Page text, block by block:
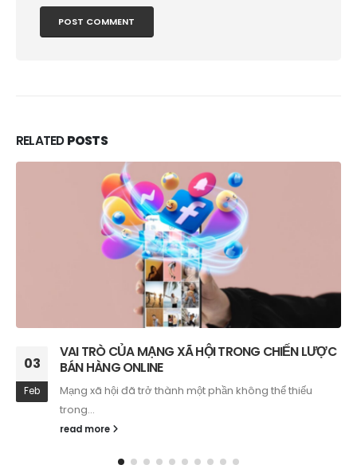
RELATEDPOSTS
22
Jan
BÁN HÀNG ONLINE THỜI NAY: CÒN DỄ KIẾM TIỀN
HAY CẦN HƯỚNG ĐI MỚI?
Bán hàng online từng được xem là “mỏ vàng” khi chỉ
cần...
read more